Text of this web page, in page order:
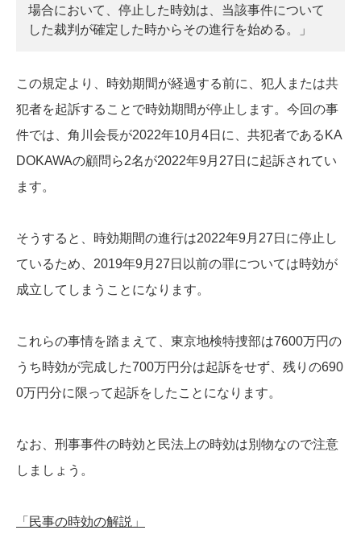
場合において、停止した時効は、当該事件について
した裁判が確定した時からその進行を始める。」
この規定より、時効期間が経過する前に、犯人または共
犯者を起訴することで時効期間が停止します。今回の事
件では、角川会長が2022年10月4日に、共犯者であるKA
DOKAWAの顧問ら2名が2022年9月27日に起訴されてい
ます。
そうすると、時効期間の進行は2022年9月27日に停止し
ているため、2019年9月27日以前の罪については時効が
成立してしまうことになります。
これらの事情を踏まえて、東京地検特捜部は7600万円の
うち時効が完成した700万円分は起訴をせず、残りの690
0万円分に限って起訴をしたことになります。
なお、刑事事件の時効と民法上の時効は別物なので注意
しましょう。
「民事の時効の解説」